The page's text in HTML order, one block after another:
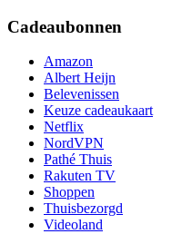
Cadeaubonnen
Amazon
Albert Heijn
Belevenissen
Keuze cadeaukaart
Netflix
NordVPN
Pathé Thuis
Rakuten TV
Shoppen
Thuisbezorgd
Videoland